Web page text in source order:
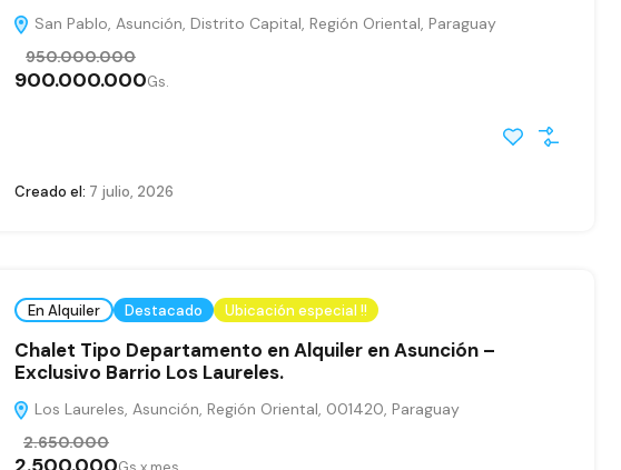
San Pablo, Asunción, Distrito Capital, Región Oriental, Paraguay
900.000.000
950.000.000
Gs.
Creado el: 7 julio, 2026
En Alquiler Destacado Ubicación especial !!
Chalet Tipo Departamento en Alquiler en Asunción –
Exclusivo Barrio Los Laureles.
Los Laureles, Asunción, Región Oriental, 001420, Paraguay
2.650.000